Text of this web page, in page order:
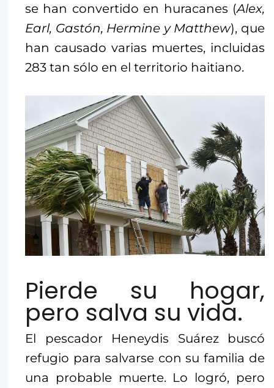
se han convertido en huracanes (Alex,
Earl, Gastón, Hermine y Matthew), que
han causado varias muertes, incluidas
283 tan sólo en el territorio haitiano.
Pierde su hogar,
pero salva su vida.
El pescador Heneydis Suárez buscó
refugio para salvarse con su familia de
una probable muerte. Lo logró, pero